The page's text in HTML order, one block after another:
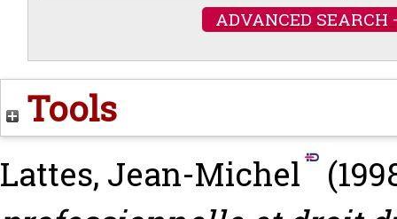
ADVANCED SEARCH
Tools
Lattes, Jean-Michel